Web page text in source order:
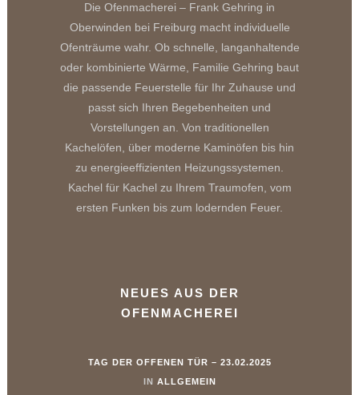
Die Ofenmacherei – Frank Gehring in
Oberwinden bei Freiburg macht individuelle
Ofenträume wahr. Ob schnelle, langanhaltende
oder kombinierte Wärme, Familie Gehring baut
die passende Feuerstelle für Ihr Zuhause und
passt sich Ihren Begebenheiten und
Vorstellungen an. Von traditionellen
Kachelöfen, über moderne Kaminöfen bis hin
zu energieeffizienten Heizungssystemen.
Kachel für Kachel zu Ihrem Traumofen, vom
ersten Funken bis zum lodernden Feuer.
NEUES AUS DER
OFENMACHEREI
TAG DER OFFENEN TÜR – 23.02.2025
IN ALLGEMEIN